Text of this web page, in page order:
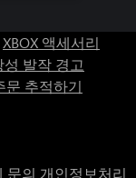
XBOX 액세서리
성 발작 경고
문 추적하기
문의 개인정보처리